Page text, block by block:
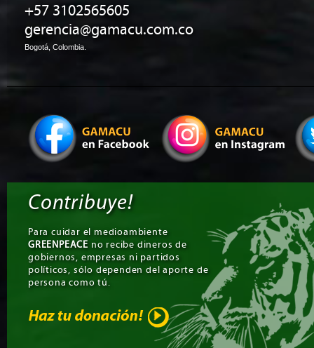
+57 3102565605
gerencia@gamacu.com.co
Bogotá, Colombia.
Contribuye!
Para cuidar el medioambiente
GREENPEACE no recibe dineros de
gobiernos, empresas ni partidos
políticos, sólo dependen del aporte de
persona como tú.